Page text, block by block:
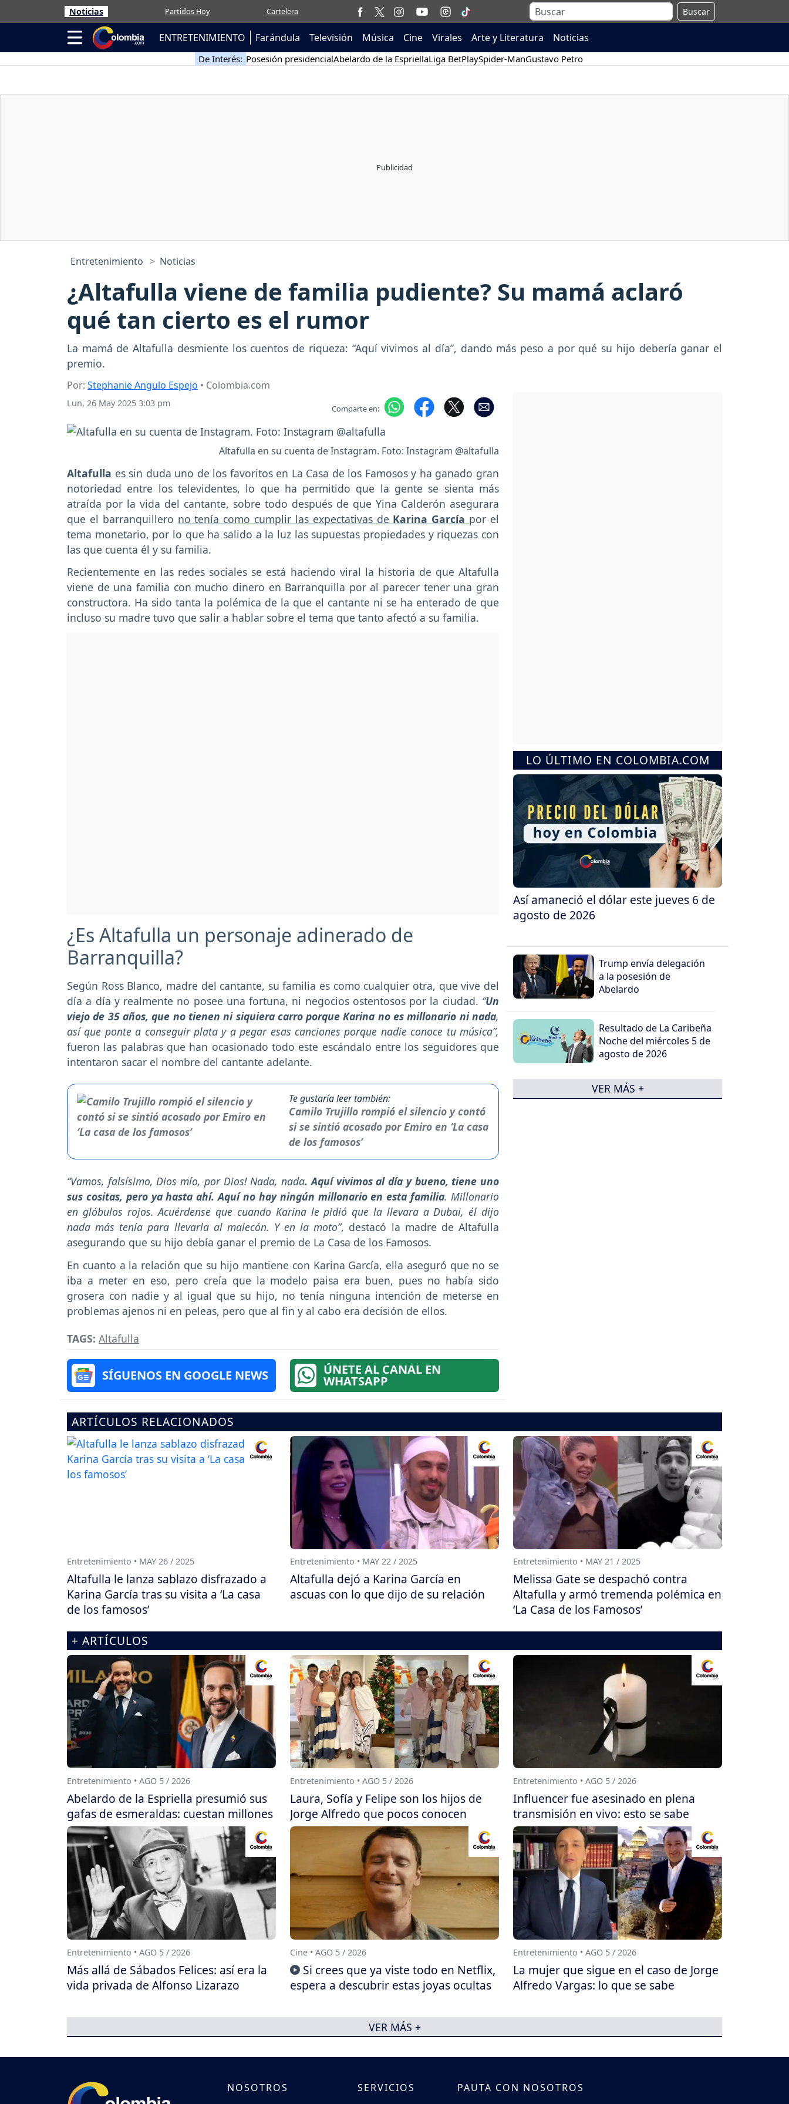
Noticias Partidos Hoy Cartelera Buscar
ENTRETENIMIENTO Farándula Televisión Música Cine Virales Arte y Literatura Noticias
De Interés: Posesión presidencialAbelardo de la EspriellaLiga BetPlaySpider-ManGustavo Petro
Entretenimiento Noticias
¿Altafulla viene de familia pudiente? Su mamá aclaró
qué tan cierto es el rumor
La mamá de Altafulla desmiente los cuentos de riqueza: “Aquí vivimos al día”, dando más peso a por qué su hijo debería ganar el
premio.
Por: Stephanie Angulo Espejo • Colombia.com
Lun, 26 May 2025 3:03 pm Comparte en:
Altafulla en su cuenta de Instagram. Foto: Instagram @altafulla
Altafulla es sin duda uno de los favoritos en La Casa de los Famosos y ha ganado gran
notoriedad entre los televidentes, lo que ha permitido que la gente se sienta más
atraída por la vida del cantante, sobre todo después de que Yina Calderón asegurara
que el barranquillero no tenía como cumplir las expectativas de Karina García por el
tema monetario, por lo que ha salido a la luz las supuestas propiedades y riquezas con
las que cuenta él y su familia.
Recientemente en las redes sociales se está haciendo viral la historia de que Altafulla
viene de una familia con mucho dinero en Barranquilla por al parecer tener una gran
constructora. Ha sido tanta la polémica de la que el cantante ni se ha enterado de que
incluso su madre tuvo que salir a hablar sobre el tema que tanto afectó a su familia.
¿Es Altafulla un personaje adinerado de
Barranquilla?
Según Ross Blanco, madre del cantante, su familia es como cualquier otra, que vive del
día a día y realmente no posee una fortuna, ni negocios ostentosos por la ciudad. “Un
viejo de 35 años, que no tienen ni siquiera carro porque Karina no es millonario ni nada,
así que ponte a conseguir plata y a pegar esas canciones porque nadie conoce tu música”,
fueron las palabras que han ocasionado todo este escándalo entre los seguidores que
intentaron sacar el nombre del cantante adelante.
Te gustaría leer también:
Camilo Trujillo rompió el silencio y contó
si se sintió acosado por Emiro en ‘La casa
de los famosos’
“Vamos, falsísimo, Dios mío, por Dios! Nada, nada. Aquí vivimos al día y bueno, tiene uno
sus cositas, pero ya hasta ahí. Aquí no hay ningún millonario en esta familia. Millonario
en glóbulos rojos. Acuérdense que cuando Karina le pidió que la llevara a Dubai, él dijo
nada más tenía para llevarla al malecón. Y en la moto”, destacó la madre de Altafulla
asegurando que su hijo debía ganar el premio de La Casa de los Famosos.
En cuanto a la relación que su hijo mantiene con Karina García, ella aseguró que no se
iba a meter en eso, pero creía que la modelo paisa era buen, pues no había sido
grosera con nadie y al igual que su hijo, no tenía ninguna intención de meterse en
problemas ajenos ni en peleas, pero que al fin y al cabo era decisión de ellos.
TAGS: Altafulla
SÍGUENOS EN GOOGLE NEWS ÚNETE AL CANAL EN
WHATSAPP
LO ÚLTIMO EN COLOMBIA.COM
Así amaneció el dólar este jueves 6 de
agosto de 2026
Trump envía delegación
a la posesión de
Abelardo
Resultado de La Caribeña
Noche del miércoles 5 de
agosto de 2026
VER MÁS +
ARTÍCULOS RELACIONADOS
Entretenimiento • MAY 26 / 2025
Altafulla le lanza sablazo disfrazado a
Karina García tras su visita a ‘La casa
de los famosos’
Entretenimiento • MAY 22 / 2025
Altafulla dejó a Karina García en
ascuas con lo que dijo de su relación
Entretenimiento • MAY 21 / 2025
Melissa Gate se despachó contra
Altafulla y armó tremenda polémica en
‘La Casa de los Famosos’
+ ARTÍCULOS
Entretenimiento • AGO 5 / 2026
Abelardo de la Espriella presumió sus
gafas de esmeraldas: cuestan millones
Entretenimiento • AGO 5 / 2026
Laura, Sofía y Felipe son los hijos de
Jorge Alfredo que pocos conocen
Entretenimiento • AGO 5 / 2026
Influencer fue asesinado en plena
transmisión en vivo: esto se sabe
Entretenimiento • AGO 5 / 2026
Más allá de Sábados Felices: así era la
vida privada de Alfonso Lizarazo
Cine • AGO 5 / 2026
Si crees que ya viste todo en Netflix,
espera a descubrir estas joyas ocultas
Entretenimiento • AGO 5 / 2026
La mujer que sigue en el caso de Jorge
Alfredo Vargas: lo que se sabe
VER MÁS +
NOSOTROS SERVICIOS PAUTA CON NOSOTROS